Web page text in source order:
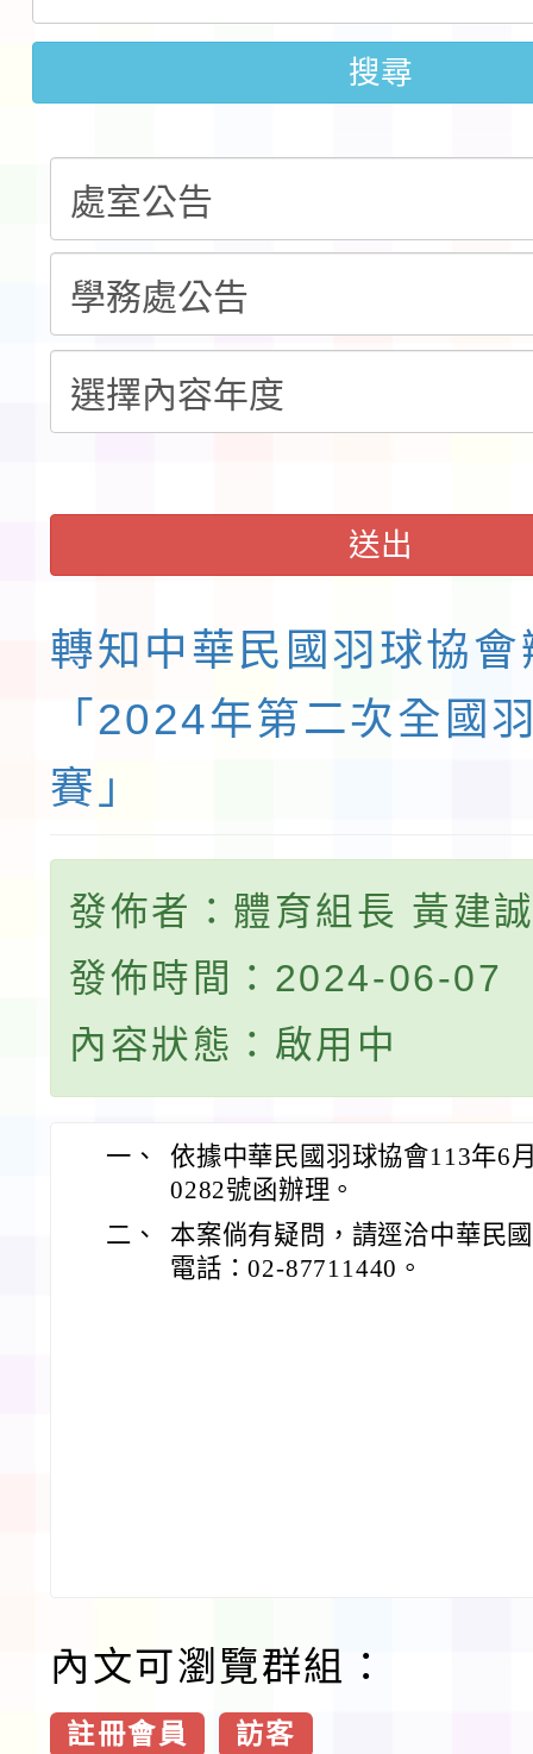
速演練執行計畫」
法」
本校115學年度第1學
第3次招考代課鐘點教
告(不再辦理後續甄選)
檢送「桃園市115學年
賽實施要點」1份
本市「115學年度學生
程安排一案
「桃園市補助參觀特色
展演活動實施計畫」
請一案
搜尋
送出
轉知中華民國羽球協會
「2024年第二次全國
賽」
發佈者：體育組長 黃建
發佈時間：2024-06-07
內容狀態：啟用中
一、
依據中華民國羽球協會113年6
0282號函辦理。
二、
本案倘有疑問，請逕洽中華民
電話：02-87711440。
內文可瀏覽群組：
註冊會員 訪客